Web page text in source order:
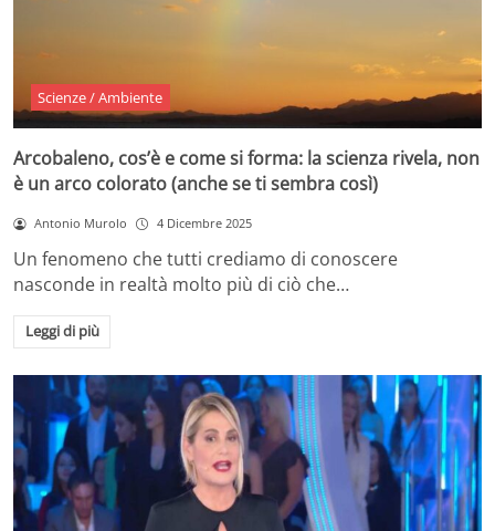
Scienze / Ambiente
Arcobaleno, cos’è e come si forma: la scienza rivela, non
è un arco colorato (anche se ti sembra così)
Antonio Murolo 4 Dicembre 2025
Un fenomeno che tutti crediamo di conoscere
nasconde in realtà molto più di ciò che…
Leggi di più